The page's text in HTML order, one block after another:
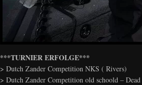
***TURNIER ERFOLGE***
> Dutch Zander Competition NKS ( Rivers)
> Dutch Zander Competition old schoold –